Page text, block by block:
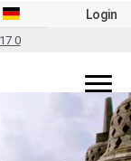
0
Login